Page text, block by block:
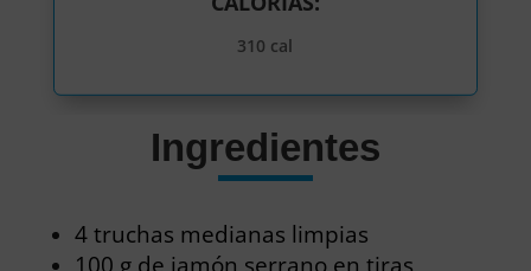
310 cal
Ingredientes
4 truchas medianas limpias
100 g de jamón serrano en tiras